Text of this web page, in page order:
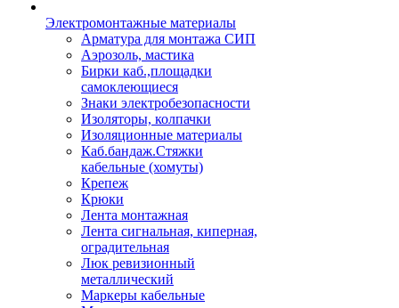
Электромонтажные материалы
Арматура для монтажа СИП
Аэрозоль, мастика
Бирки каб.,площадки
самоклеющиеся
Знаки электробезопасности
Изоляторы, колпачки
Изоляционные материалы
Каб.бандаж.Стяжки
кабельные (хомуты)
Крепеж
Крюки
Лента монтажная
Лента сигнальная, киперная,
оградительная
Люк ревизионный
металлический
Маркеры кабельные